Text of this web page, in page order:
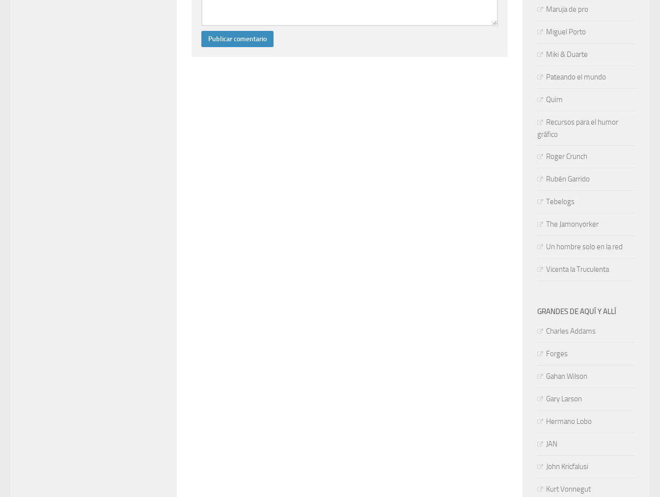
Maruja de pro
Miguel Porto
Miki & Duarte
Pateando el mundo
Quim
Recursos para el humor
gráfico
Roger Crunch
Rubén Garrido
Tebelogs
The Jamonyorker
Un hombre solo en la red
Vicenta la Truculenta
GRANDES DE AQUÍ Y ALLÍ
Charles Addams
Forges
Gahan Wilson
Gary Larson
Hermano Lobo
JAN
John Kricfalusi
Kurt Vonnegut